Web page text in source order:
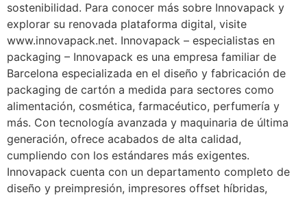
sostenibilidad. Para conocer más sobre Innovapack y
explorar su renovada plataforma digital, visite
www.innovapack.net. Innovapack – especialistas en
packaging – Innovapack es una empresa familiar de
Barcelona especializada en el diseño y fabricación de
packaging de cartón a medida para sectores como
alimentación, cosmética, farmacéutico, perfumería y
más. Con tecnología avanzada y maquinaria de última
generación, ofrece acabados de alta calidad,
cumpliendo con los estándares más exigentes.
Innovapack cuenta con un departamento completo de
diseño y preimpresión, impresores offset híbridas,